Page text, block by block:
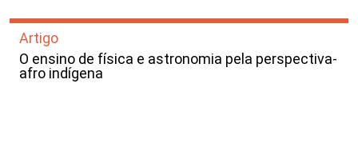
Artigo
O ensino de física e astronomia pela perspectiva-
afro indígena